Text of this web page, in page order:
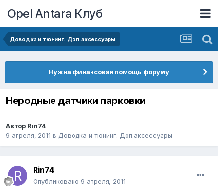
Opel Antara Клуб
Доводка и тюнинг. Доп.аксессуары
Нужна финансовая помощь форуму
Неродные датчики парковки
Автор Rin74
9 апреля, 2011 в Доводка и тюнинг. Доп.аксессуары
Rin74
Опубликовано 9 апреля, 2011